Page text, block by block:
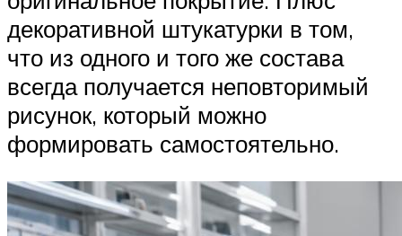
декоративной штукатурки в том,
что из одного и того же состава
всегда получается неповторимый
рисунок, который можно
формировать самостоятельно.